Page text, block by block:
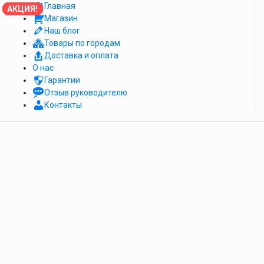
Главная
Магазин
Наш блог
Товары по городам
Доставка и оплата
О нас
Гарантии
Отзыв руководителю
Контакты
АКЦИЯ!
АКЦИЯ!
АКЦИЯ!
АКЦИЯ!
АКЦИЯ!
АКЦИЯ!
АКЦИЯ!
АКЦИЯ!
АКЦИЯ!